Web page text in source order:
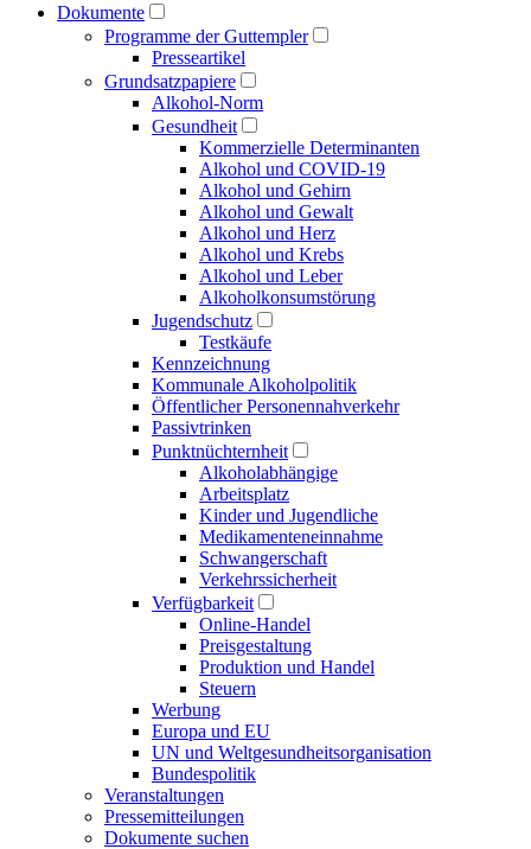
Dokumente
Programme der Guttempler
Presse­artikel
Grundsatzpapiere
Alkohol-Norm
Gesundheit
Kommerzielle Determinanten
Alkohol und COVID-19
Alkohol und Gehirn
Alkohol und Gewalt
Alkohol und Herz
Alkohol und Krebs
Alkohol und Leber
Alkoholkonsumstörung
Jugendschutz
Testkäufe
Kennzeichnung
Kommunale Alkoholpolitik
Öffentlicher Personen­nahverkehr
Passivtrinken
Punkt­nüchternheit
Alkohol­abhängige
Arbeitsplatz
Kinder und Jugendliche
Medikamenten­einnahme
Schwangerschaft
Verkehrs­sicherheit
Verfügbarkeit
Online-Handel
Preisgestaltung
Produktion und Handel
Steuern
Werbung
Europa und EU
UN und Welt­gesundheits­organisation
Bundespolitik
Veranstaltungen
Presse­mitteilungen
Dokumente suchen